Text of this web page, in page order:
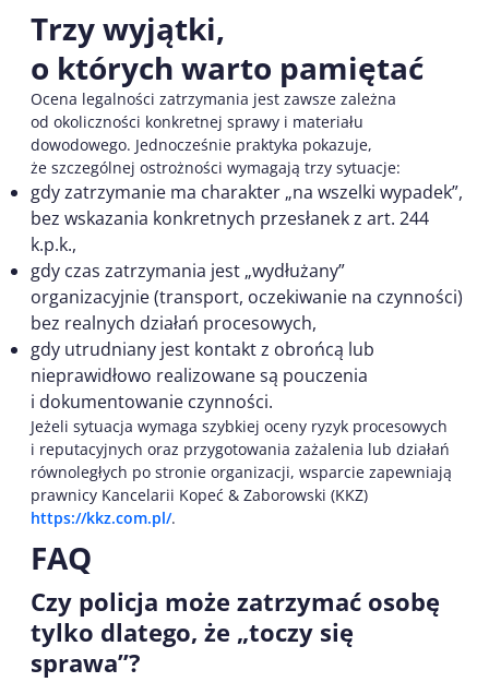
Trzy wyjątki,
o których warto pamiętać
Ocena legalności zatrzymania jest zawsze zależna
od okoliczności konkretnej sprawy i materiału
dowodowego. Jednocześnie praktyka pokazuje,
że szczególnej ostrożności wymagają trzy sytuacje:
gdy zatrzymanie ma charakter „na wszelki wypadek”,
bez wskazania konkretnych przesłanek z art. 244
k.p.k.,
gdy czas zatrzymania jest „wydłużany”
organizacyjnie (transport, oczekiwanie na czynności)
bez realnych działań procesowych,
gdy utrudniany jest kontakt z obrońcą lub
nieprawidłowo realizowane są pouczenia
i dokumentowanie czynności.
Jeżeli sytuacja wymaga szybkiej oceny ryzyk procesowych
i reputacyjnych oraz przygotowania zażalenia lub działań
równoległych po stronie organizacji, wsparcie zapewniają
prawnicy Kancelarii Kopeć & Zaborowski (KKZ)
https://kkz.com.pl/.
FAQ
Czy policja może zatrzymać osobę
tylko dlatego, że „toczy się
sprawa”?